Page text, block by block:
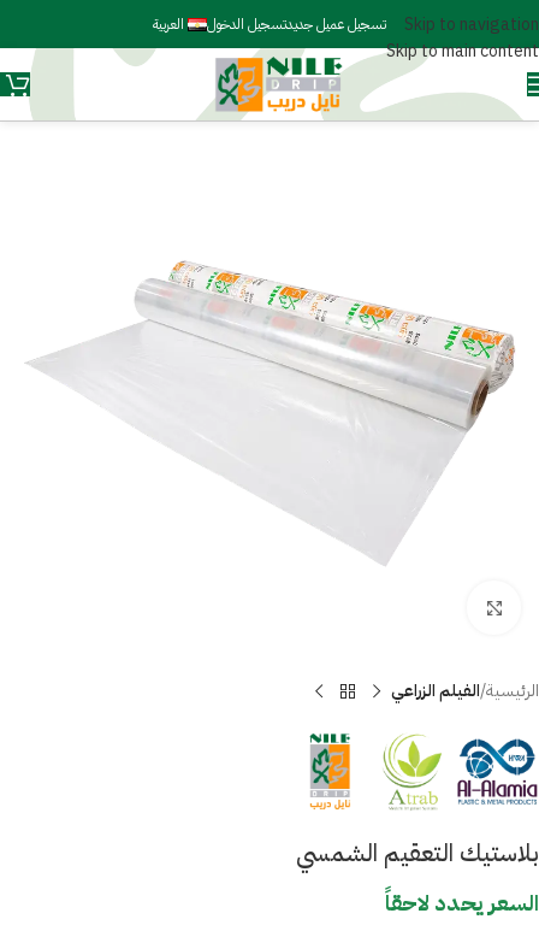
Skip to navigation
Skip to main content
تسجيل عميل جديدتسجيل الدخول العربية
الرئيسية الفيلم الزراعي
بلاستيك التعقيم الشمسي
السعر يحدد لاحقاً